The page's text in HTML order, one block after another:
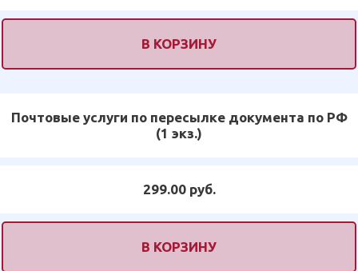
В КОРЗИНУ
Почтовые услуги по пересылке документа по РФ
(1 экз.)
299.00 руб.
В КОРЗИНУ